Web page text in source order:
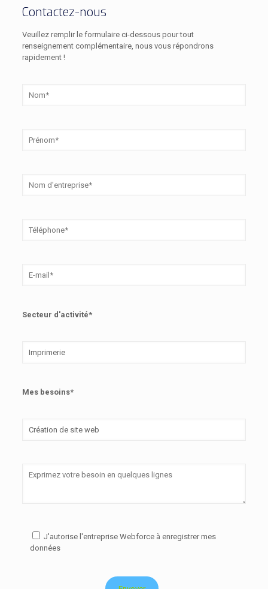
Contactez-nous
Veuillez remplir le formulaire ci-dessous pour tout
renseignement complémentaire, nous vous répondrons
rapidement !
Secteur d'activité*
Mes besoins*
J'autorise l'entreprise Webforce à enregistrer mes
données